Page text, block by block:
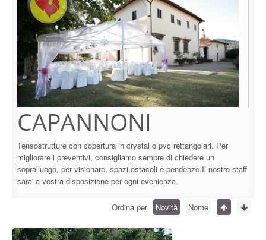
CAPANNONI
Tensostrutture con copertura in crystal o pvc rettangolari. Per
migliorare i preventivi, consigliamo sempre di chiedere un
sopralluogo, per visionare, spazi,ostacoli e pendenze.Il nostro staff
sara' a vostra disposizione per ogni evenienza.
Ordina per Novità Nome